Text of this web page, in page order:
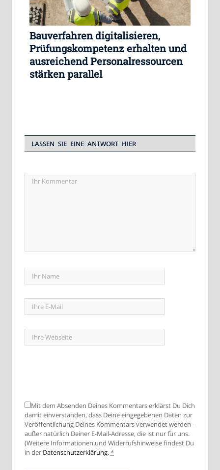
Bauverfahren digitalisieren,
Prüfungskompetenz erhalten und
ausreichend Personalressourcen
stärken parallel
LASSEN SIE EINE ANTWORT HIER
Mit dem Absenden Deines Kommentars erklärst Du Dich
damit einverstanden, dass Deine eingegebenen Daten zur
Veröffentlichung Deines Kommentars verwendet werden -
außer natürlich Deiner E-Mail-Adresse, die ist nur für uns.
(Weitere Informationen und Widerrufshinweise findest Du
in der Datenschutzerklärung. *